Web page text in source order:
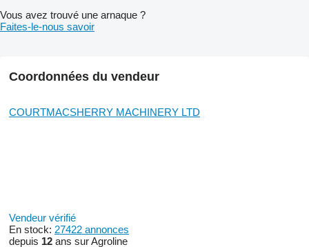
Vous avez trouvé une arnaque ?
Faites-le-nous savoir
Coordonnées du vendeur
COURTMACSHERRY MACHINERY LTD
Vendeur vérifié
En stock: 27422 annonces
depuis 12 ans sur Agroline